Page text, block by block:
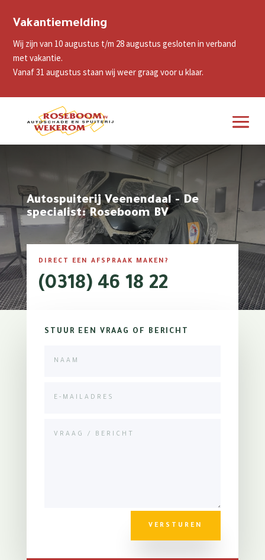
Vakantiemelding
Wij zijn van 10 augustus t/m 28 augustus gesloten in verband
met vakantie.
Vanaf 31 augustus staan wij weer graag voor u klaar.
Autospuiterij Veenendaal - De
specialist: Roseboom BV
DIRECT EEN AFSPRAAK MAKEN?
(0318) 46 18 22
STUUR EEN VRAAG OF BERICHT
VERSTUREN